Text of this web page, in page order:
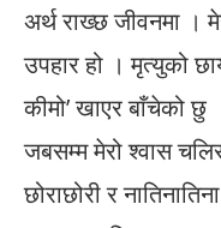
अर्थ राख्छ जीवनमा ।
उपहार हो । मृत्युको
कीमो’ खाएर बाँचेको
जबसम्म मेरो श्वास
छोराछोरी र